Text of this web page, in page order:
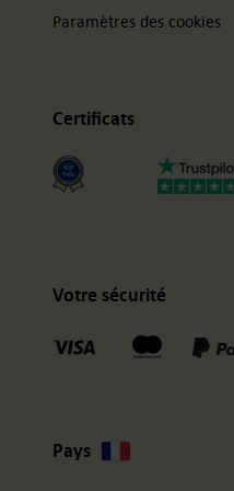
Paramètres des cookies
Certificats
Votre sécurité
Pays